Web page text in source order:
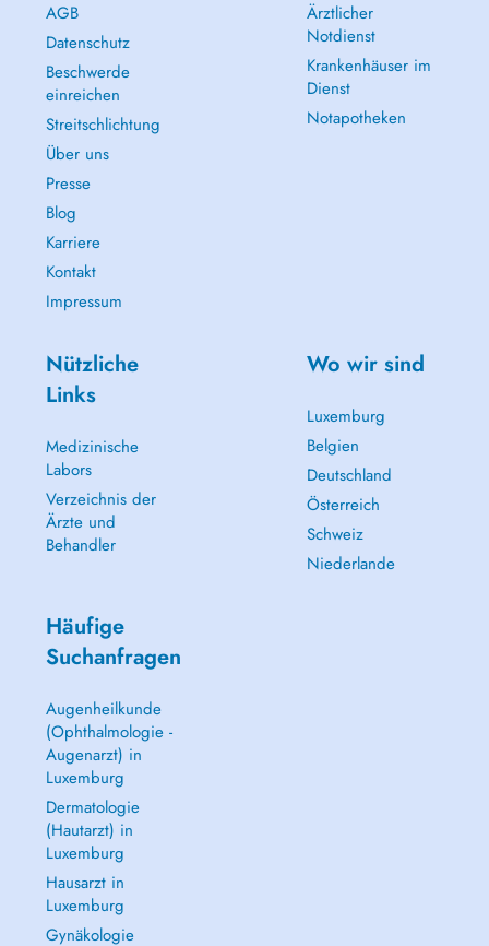
AGB
Datenschutz
Beschwerde
einreichen
Streitschlichtung
Über uns
Presse
Blog
Karriere
Kontakt
Impressum
Ärztlicher
Notdienst
Krankenhäuser im
Dienst
Notapotheken
Nützliche
Links
Medizinische
Labors
Verzeichnis der
Ärzte und
Behandler
Wo wir sind
Luxemburg
Belgien
Deutschland
Österreich
Schweiz
Niederlande
Häufige
Suchanfragen
Augenheilkunde
(Ophthalmologie -
Augenarzt) in
Luxemburg
Dermatologie
(Hautarzt) in
Luxemburg
Hausarzt in
Luxemburg
Gynäkologie